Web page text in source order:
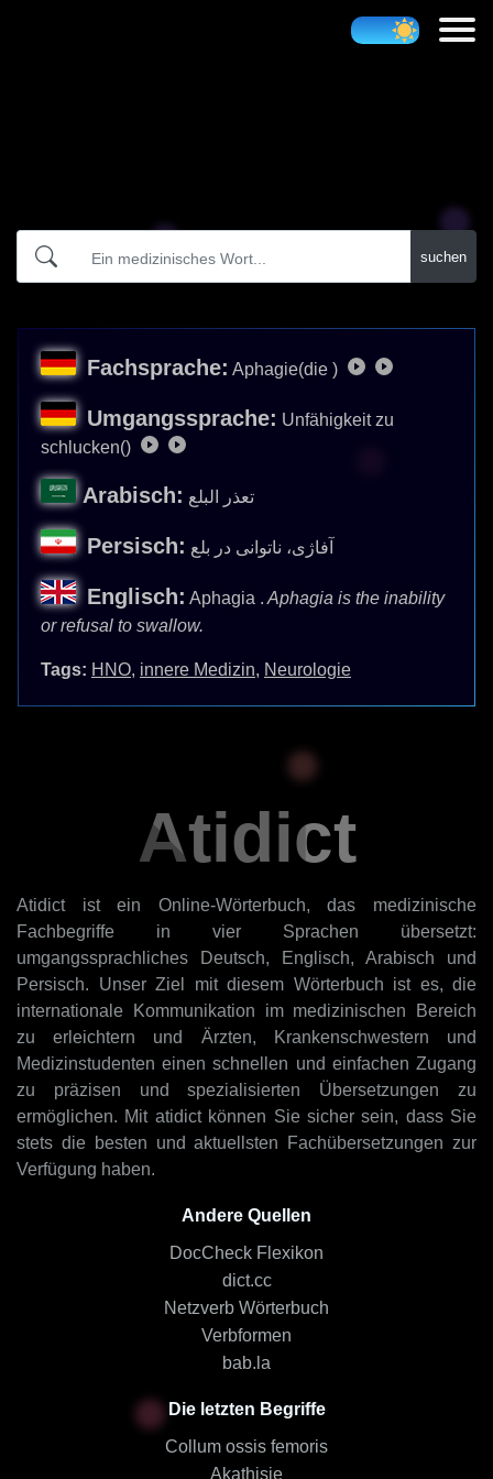
suchen
Fachsprache: Aphagie(die )
Umgangssprache: Unfähigkeit zu
schlucken()
Arabisch: تعذر البلع
Persisch: آفاژی، ناتوانی در بلع
Englisch: Aphagia . Aphagia is the inability
or refusal to swallow.
Tags: HNO, innere Medizin, Neurologie
Atidict
Atidict ist ein Online-Wörterbuch, das medizinische
Fachbegriffe in vier Sprachen übersetzt:
umgangssprachliches Deutsch, Englisch, Arabisch und
Persisch. Unser Ziel mit diesem Wörterbuch ist es, die
internationale Kommunikation im medizinischen Bereich
zu erleichtern und Ärzten, Krankenschwestern und
Medizinstudenten einen schnellen und einfachen Zugang
zu präzisen und spezialisierten Übersetzungen zu
ermöglichen. Mit atidict können Sie sicher sein, dass Sie
stets die besten und aktuellsten Fachübersetzungen zur
Verfügung haben.
Andere Quellen
DocCheck Flexikon
dict.cc
Netzverb Wörterbuch
Verbformen
bab.la
Die letzten Begriffe
Collum ossis femoris
Akathisie